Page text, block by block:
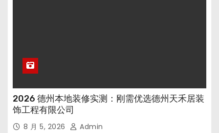
2026 德州本地装修实测：刚需优选德州天禾居装
饰工程有限公司
8 月 5, 2026 Admin